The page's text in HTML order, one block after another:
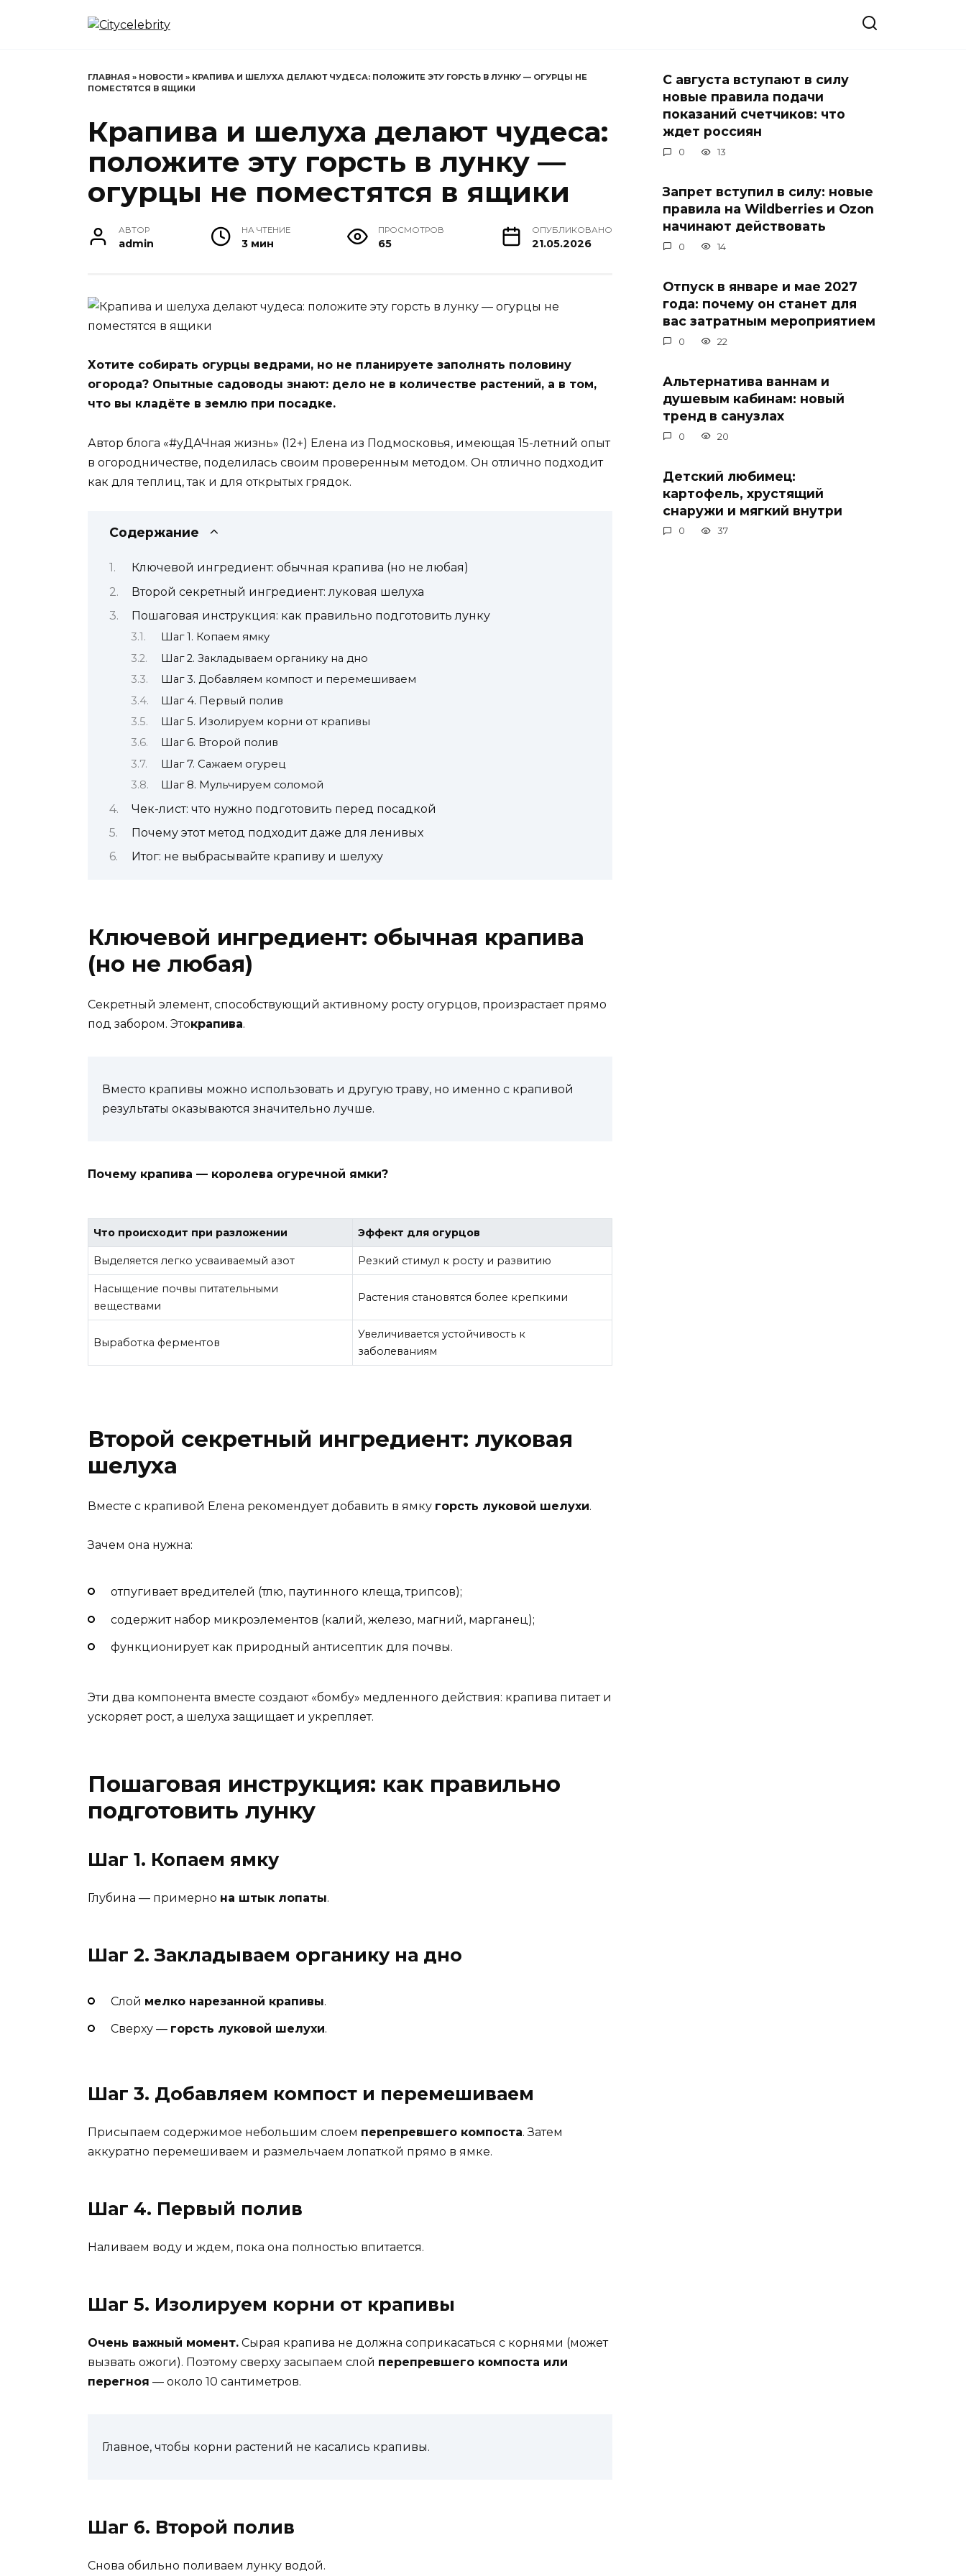
ГЛАВНАЯ » НОВОСТИ » КРАПИВА И ШЕЛУХА ДЕЛАЮТ ЧУДЕСА: ПОЛОЖИТЕ ЭТУ ГОРСТЬ В ЛУНКУ — ОГУРЦЫ НЕ
ПОМЕСТЯТСЯ В ЯЩИКИ
Крапива и шелуха делают чудеса:
положите эту горсть в лунку —
огурцы не поместятся в ящики
АВТОР
admin
НА ЧТЕНИЕ
3 мин
ПРОСМОТРОВ
65
ОПУБЛИКОВАНО
21.05.2026
Хотите собирать огурцы ведрами, но не планируете заполнять половину
огорода? Опытные садоводы знают: дело не в количестве растений, а в том,
что вы кладёте в землю при посадке.
Автор блога «#уДАЧная жизнь» (12+) Елена из Подмосковья, имеющая 15-летний опыт
в огородничестве, поделилась своим проверенным методом. Он отлично подходит
как для теплиц, так и для открытых грядок.
Содержание
Ключевой ингредиент: обычная крапива (но не любая)
Второй секретный ингредиент: луковая шелуха
Пошаговая инструкция: как правильно подготовить лунку
Шаг 1. Копаем ямку
Шаг 2. Закладываем органику на дно
Шаг 3. Добавляем компост и перемешиваем
Шаг 4. Первый полив
Шаг 5. Изолируем корни от крапивы
Шаг 6. Второй полив
Шаг 7. Сажаем огурец
Шаг 8. Мульчируем соломой
Чек-лист: что нужно подготовить перед посадкой
Почему этот метод подходит даже для ленивых
Итог: не выбрасывайте крапиву и шелуху
Ключевой ингредиент: обычная крапива
(но не любая)
Секретный элемент, способствующий активному росту огурцов, произрастает прямо
под забором. Этокрапива.
Вместо крапивы можно использовать и другую траву, но именно с крапивой
результаты оказываются значительно лучше.
Почему крапива — королева огуречной ямки?
Что происходит при разложении Эффект для огурцов
Выделяется легко усваиваемый азот Резкий стимул к росту и развитию
Насыщение почвы питательными
веществами
Растения становятся более крепкими
Выработка ферментов
Увеличивается устойчивость к
заболеваниям
Второй секретный ингредиент: луковая
шелуха
Вместе с крапивой Елена рекомендует добавить в ямку горсть луковой шелухи.
Зачем она нужна:
отпугивает вредителей (тлю, паутинного клеща, трипсов);
содержит набор микроэлементов (калий, железо, магний, марганец);
функционирует как природный антисептик для почвы.
Эти два компонента вместе создают «бомбу» медленного действия: крапива питает и
ускоряет рост, а шелуха защищает и укрепляет.
Пошаговая инструкция: как правильно
подготовить лунку
Шаг 1. Копаем ямку
Глубина — примерно на штык лопаты.
Шаг 2. Закладываем органику на дно
Слой мелко нарезанной крапивы.
Сверху — горсть луковой шелухи.
Шаг 3. Добавляем компост и перемешиваем
Присыпаем содержимое небольшим слоем перепревшего компоста. Затем
аккуратно перемешиваем и размельчаем лопаткой прямо в ямке.
Шаг 4. Первый полив
Наливаем воду и ждем, пока она полностью впитается.
Шаг 5. Изолируем корни от крапивы
Очень важный момент. Сырая крапива не должна соприкасаться с корнями (может
вызвать ожоги). Поэтому сверху засыпаем слой перепревшего компоста или
перегноя — около 10 сантиметров.
Главное, чтобы корни растений не касались крапивы.
Шаг 6. Второй полив
Снова обильно поливаем лунку водой.
С августа вступают в силу
новые правила подачи
показаний счетчиков: что
ждет россиян
0 13
Запрет вступил в силу: новые
правила на Wildberries и Ozon
начинают действовать
0 14
Отпуск в январе и мае 2027
года: почему он станет для
вас затратным мероприятием
0 22
Альтернатива ваннам и
душевым кабинам: новый
тренд в санузлах
0 20
Детский любимец:
картофель, хрустящий
снаружи и мягкий внутри
0 37